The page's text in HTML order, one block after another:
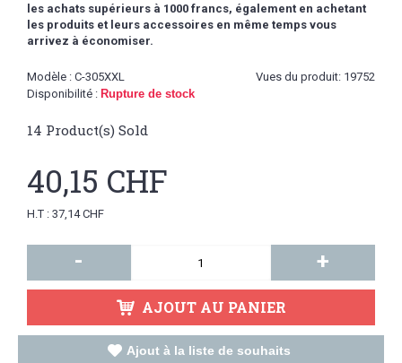
les achats supérieurs à 1000 francs, également en achetant
les produits et leurs accessoires en même temps vous
arrivez à économiser.
Vues du produit: 19752
Modèle : C-305XXL
Disponibilité : Rupture de stock
14 Product(s) Sold
40,15 CHF
H.T : 37,14 CHF
- +
AJOUT AU PANIER
Ajout à la liste de souhaits